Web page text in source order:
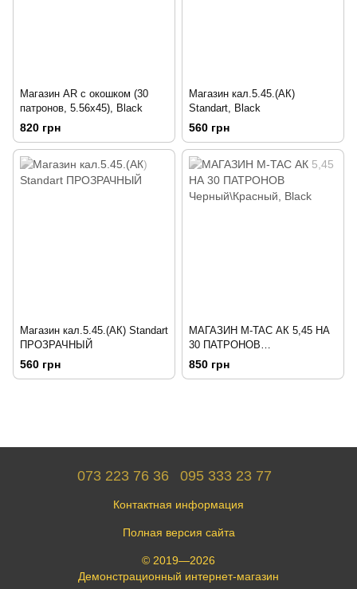
Магазин AR с окошком (30
патронов, 5.56x45), Black
820 грн
Магазин кал.5.45.(АК)
Standart, Black
560 грн
Магазин кал.5.45.(АК) Standart
ПРОЗРАЧНЫЙ
560 грн
МАГАЗИН M-TAC АК 5,45 НА
30 ПАТРОНОВ
Черный\Красный, Black
850 грн
073 223 76 36 095 333 23 77
Контактная информация
Полная версия сайта
© 2019—2026
Демонстрационный интернет-магазин